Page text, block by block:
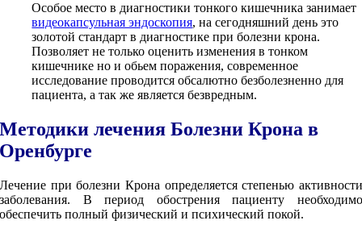
Особое место в диагностики тонкого кишечника занимает
видеокапсульная эндоскопия, на сегодняшний день это
золотой стандарт в диагностике при болезни крона.
Позволяет не только оценить изменения в тонком
кишечнике но и обьем поражения, современное
исследование проводится обсалютно безболезненно для
пациента, а так же является безвредным.
Методики лечения Болезни Крона в
Оренбурге
Лечение при болезни Крона определяется степенью активности
заболевания. В период обострения пациенту необходимо
обеспечить полный физический и психический покой.